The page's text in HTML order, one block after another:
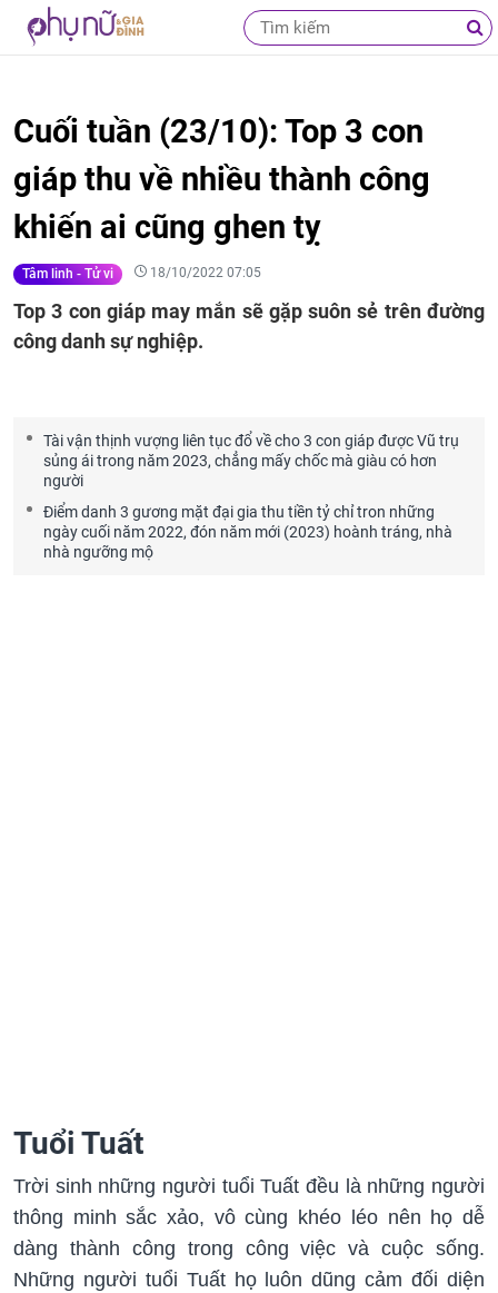
Cuối tuần (23/10): Top 3 con
giáp thu về nhiều thành công
khiến ai cũng ghen tỵ
Tâm linh - Tử vi 18/10/2022 07:05
Top 3 con giáp may mắn sẽ gặp suôn sẻ trên đường
công danh sự nghiệp.
Tài vận thịnh vượng liên tục đổ về cho 3 con giáp được Vũ trụ
sủng ái trong năm 2023, chẳng mấy chốc mà giàu có hơn
người
Điểm danh 3 gương mặt đại gia thu tiền tỷ chỉ tron những
ngày cuối năm 2022, đón năm mới (2023) hoành tráng, nhà
nhà ngưỡng mộ
Tuổi Tuất
Trời sinh những người tuổi Tuất đều là những người
thông minh sắc xảo, vô cùng khéo léo nên họ dễ
dàng thành công trong công việc và cuộc sống.
Những người tuổi Tuất họ luôn dũng cảm đối diện